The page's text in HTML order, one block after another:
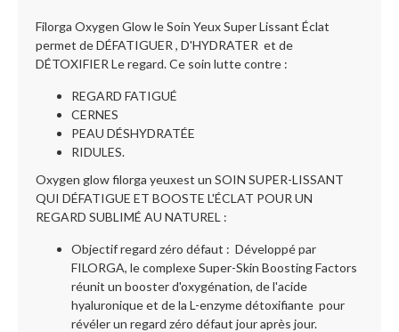
Filorga Oxygen Glow le Soin Yeux Super Lissant Éclat
permet de DÉFATIGUER , D'HYDRATER et de
DÉTOXIFIER Le regard. Ce soin lutte contre :
REGARD FATIGUÉ
CERNES
PEAU DÉSHYDRATÉE
RIDULES.
Oxygen glow filorga yeuxest un SOIN SUPER-LISSANT
QUI DÉFATIGUE ET BOOSTE L'ÉCLAT POUR UN
REGARD SUBLIMÉ AU NATUREL :
Objectif regard zéro défaut : Développé par
FILORGA, le complexe Super-Skin Boosting Factors
réunit un booster d'oxygénation, de l'acide
hyaluronique et de la L-enzyme détoxifiante pour
révéler un regard zéro défaut jour après jour.